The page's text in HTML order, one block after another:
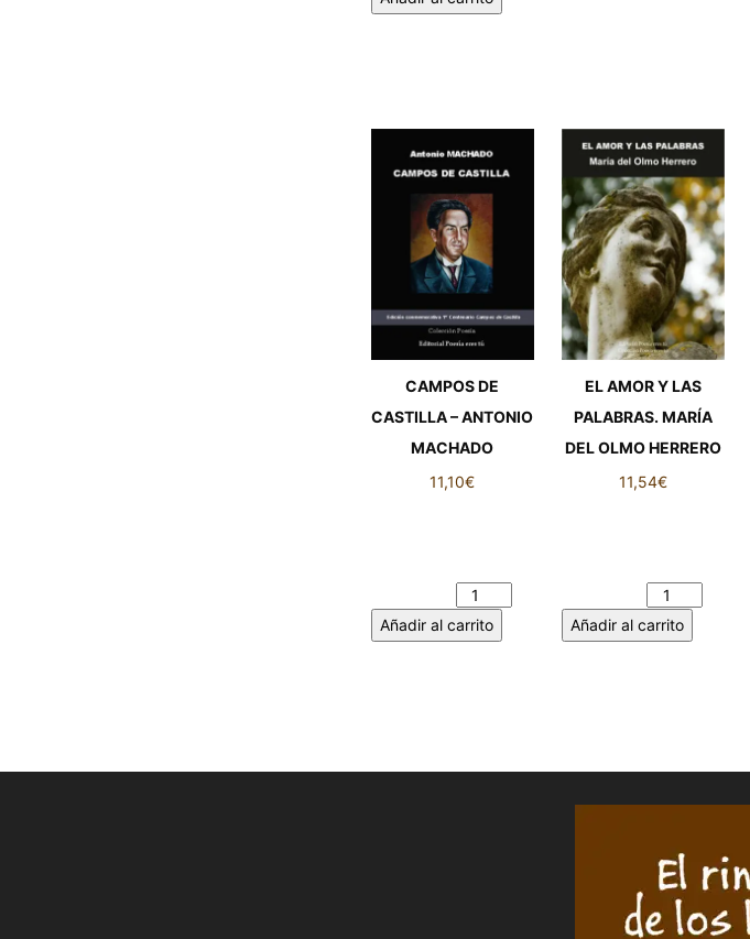
CAMPOS DE
CASTILLA – ANTONIO
MACHADO
11,10€
Añadir al carrito
EL AMOR Y LAS
PALABRAS. MARÍA
DEL OLMO HERRERO
11,54€
Añadir al carrito